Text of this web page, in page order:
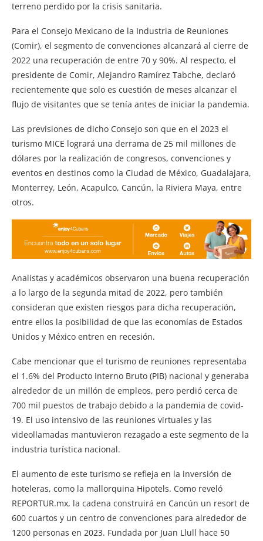
terreno perdido por la crisis sanitaria.
Para el Consejo Mexicano de la Industria de Reuniones
(Comir), el segmento de convenciones alcanzará al cierre de
2022 una recuperación de entre 70 y 90%. Al respecto, el
presidente de Comir, Alejandro Ramírez Tabche, declaró
recientemente que solo es cuestión de meses alcanzar el
flujo de visitantes que se tenía antes de iniciar la pandemia.
Las previsiones de dicho Consejo son que en el 2023 el
turismo MICE logrará una derrama de 25 mil millones de
dólares por la realización de congresos, convenciones y
eventos en destinos como la Ciudad de México, Guadalajara,
Monterrey, León, Acapulco, Cancún, la Riviera Maya, entre
otros.
Analistas y académicos observaron una buena recuperación
a lo largo de la segunda mitad de 2022, pero también
consideran que existen riesgos para dicha recuperación,
entre ellos la posibilidad de que las economías de Estados
Unidos y México entren en recesión.
Cabe mencionar que el turismo de reuniones representaba
el 1.6% del Producto Interno Bruto (PIB) nacional y generaba
alrededor de un millón de empleos, pero perdió cerca de
700 mil puestos de trabajo debido a la pandemia de covid-
19. El uso intensivo de las reuniones virtuales y las
videollamadas mantuvieron rezagado a este segmento de la
industria turística nacional.
El aumento de este turismo se refleja en la inversión de
hoteleras, como la mallorquina Hipotels. Como reveló
REPORTUR.mx, la cadena construirá en Cancún un resort de
600 cuartos y un centro de convenciones para alrededor de
1200 personas en 2023. Fundada por Juan Llull hace 50